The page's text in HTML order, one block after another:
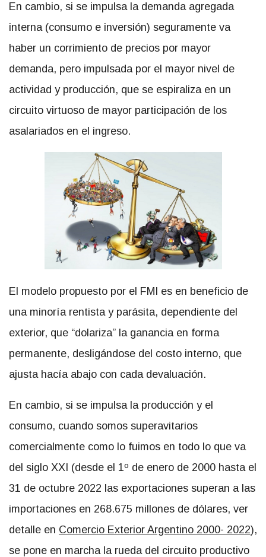
En cambio, si se impulsa la demanda agregada
interna (consumo e inversión) seguramente va
haber un corrimiento de precios por mayor
demanda, pero impulsada por el mayor nivel de
actividad y producción, que se espiraliza en un
circuito virtuoso de mayor participación de los
asalariados en el ingreso.
El modelo propuesto por el FMI es en beneficio de
una minoría rentista y parásita, dependiente del
exterior, que “dolariza” la ganancia en forma
permanente, desligándose del costo interno, que
ajusta hacía abajo con cada devaluación.
En cambio, si se impulsa la producción y el
consumo, cuando somos superavitarios
comercialmente como lo fuimos en todo lo que va
del siglo XXI (desde el 1º de enero de 2000 hasta el
31 de octubre 2022 las exportaciones superan a las
importaciones en 268.675 millones de dólares, ver
detalle en Comercio Exterior Argentino 2000- 2022),
se pone en marcha la rueda del circuito productivo